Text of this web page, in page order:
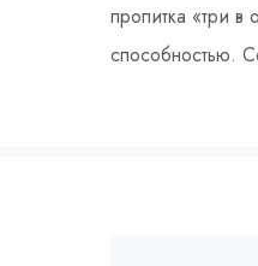
пропитка «три
способностью.